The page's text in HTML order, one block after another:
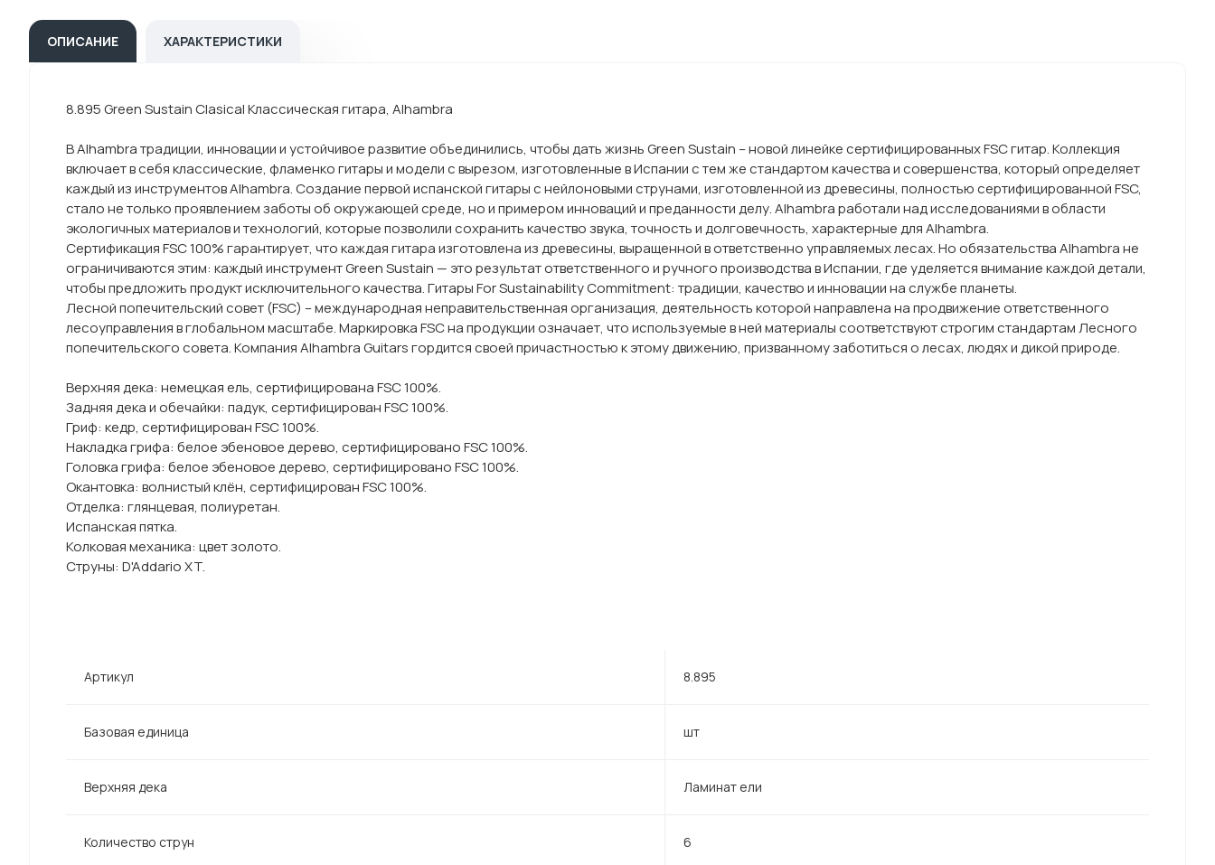
ОПИСАНИЕ ХАРАКТЕРИСТИКИ
8.895 Green Sustain Clasical Классическая гитара, Alhambra
В Alhambra традиции, инновации и устойчивое развитие объединились, чтобы дать жизнь Green Sustain – новой линейке сертифицированных FSC гитар. Коллекция
включает в себя классические, фламенко гитары и модели с вырезом, изготовленные в Испании с тем же стандартом качества и совершенства, который определяет
каждый из инструментов Alhambra. Создание первой испанской гитары с нейлоновыми струнами, изготовленной из древесины, полностью сертифицированной FSC,
стало не только проявлением заботы об окружающей среде, но и примером инноваций и преданности делу. Alhambra работали над исследованиями в области
экологичных материалов и технологий, которые позволили сохранить качество звука, точность и долговечность, характерные для Alhambra.
Сертификация FSC 100% гарантирует, что каждая гитара изготовлена из древесины, выращенной в ответственно управляемых лесах. Но обязательства Alhambra не
ограничиваются этим: каждый инструмент Green Sustain — это результат ответственного и ручного производства в Испании, где уделяется внимание каждой детали,
чтобы предложить продукт исключительного качества. Гитары For Sustainability Commitment: традиции, качество и инновации на службе планеты.
Лесной попечительский совет (FSC) – международная неправительственная организация, деятельность которой направлена на продвижение ответственного
лесоуправления в глобальном масштабе. Маркировка FSC на продукции означает, что используемые в ней материалы соответствуют строгим стандартам Лесного
попечительского совета. Компания Alhambra Guitars гордится своей причастностью к этому движению, призванному заботиться о лесах, людях и дикой природе.
Верхняя дека: немецкая ель, сертифицирована FSC 100%.
Задняя дека и обечайки: падук, сертифицирован FSC 100%.
Гриф: кедр, сертифицирован FSC 100%.
Накладка грифа: белое эбеновое дерево, сертифицировано FSC 100%.
Головка грифа: белое эбеновое дерево, сертифицировано FSC 100%.
Окантовка: волнистый клён, сертифицирован FSC 100%.
Отделка: глянцевая, полиуретан.
Испанская пятка.
Колковая механика: цвет золото.
Струны: D'Addario XT.
Артикул 8.895
Базовая единица шт
Верхняя дека Ламинат ели
Количество струн 6